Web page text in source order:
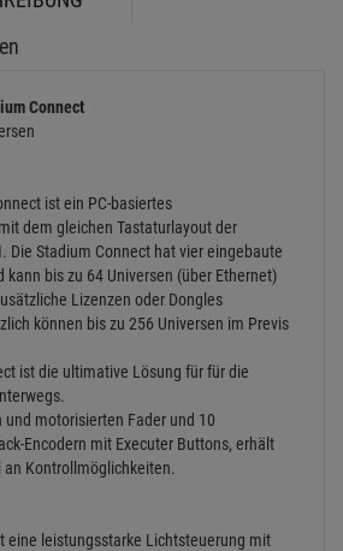
Connect
ist ein PC-basiertes
dem gleichen Tastaturlayout der
Die Stadium Connect hat vier eingebaute
kann bis zu 64 Universen (über Ethernet)
Lizenzen oder Dongles
können bis zu 256 Universen im Previs
ist die ultimative Lösung für für die
motorisierten Fader und 10
Encodern mit Executer Buttons, erhält
Kontrollmöglichkeiten.
eine leistungsstarke Lichtsteuerung mit